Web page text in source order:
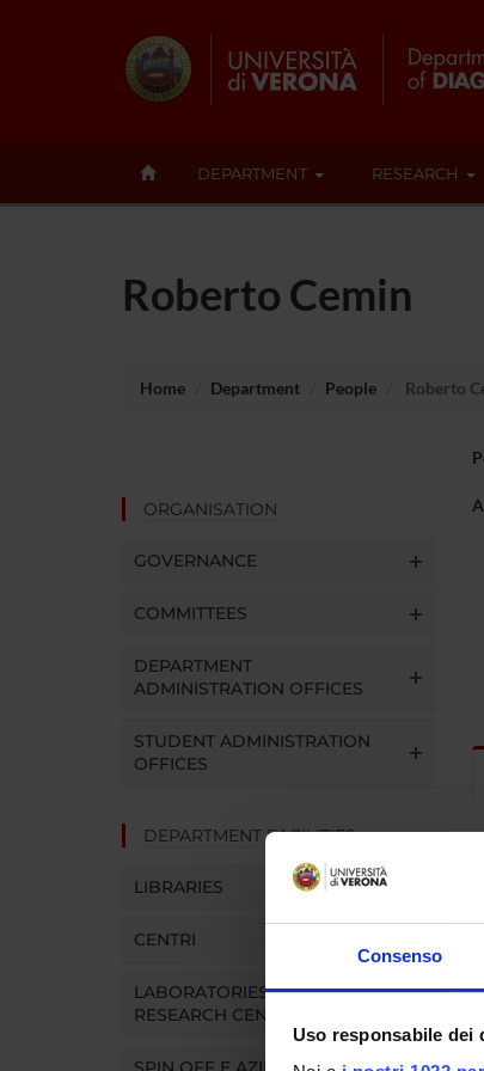
Consenso
Uso responsabile dei
DEPARTMENT RESEARCH
Roberto Cemin
Home Department People Roberto
ORGANISATION
GOVERNANCE
COMMITTEES
DEPARTMENT
ADMINISTRATION OFFICES
STUDENT ADMINISTRATION
OFFICES
DEPARTMENT FACILITIES
LIBRARIES
CENTRI
LABORATORIES AND
RESEARCH CENTRES